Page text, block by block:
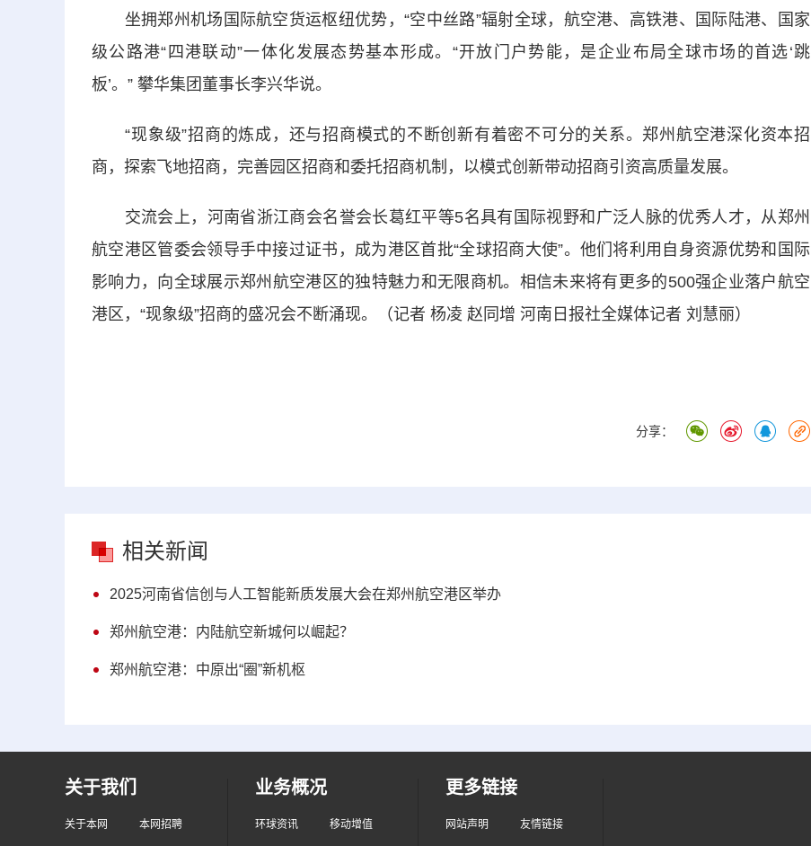
坐拥郑州机场国际航空货运枢纽优势，“空中丝路”辐射全球，航空港、高铁港、国际陆港、国家
级公路港“四港联动”一体化发展态势基本形成。“开放门户势能，是企业布局全球市场的首选‘跳
板’。” 攀华集团董事长李兴华说。
“现象级”招商的炼成，还与招商模式的不断创新有着密不可分的关系。郑州航空港深化资本招
商，探索飞地招商，完善园区招商和委托招商机制，以模式创新带动招商引资高质量发展。
交流会上，河南省浙江商会名誉会长葛红平等5名具有国际视野和广泛人脉的优秀人才，从郑州
航空港区管委会领导手中接过证书，成为港区首批“全球招商大使”。他们将利用自身资源优势和国际
影响力，向全球展示郑州航空港区的独特魅力和无限商机。相信未来将有更多的500强企业落户航空
港区，“现象级”招商的盛况会不断涌现。（记者 杨凌 赵同增 河南日报社全媒体记者 刘慧丽）
分享：
相关新闻
2025河南省信创与人工智能新质发展大会在郑州航空港区举办
郑州航空港：内陆航空新城何以崛起？
郑州航空港：中原出“圈”新机枢
关于我们
关于本网 本网招聘
业务概况
环球资讯 移动增值
更多链接
网站声明 友情链接